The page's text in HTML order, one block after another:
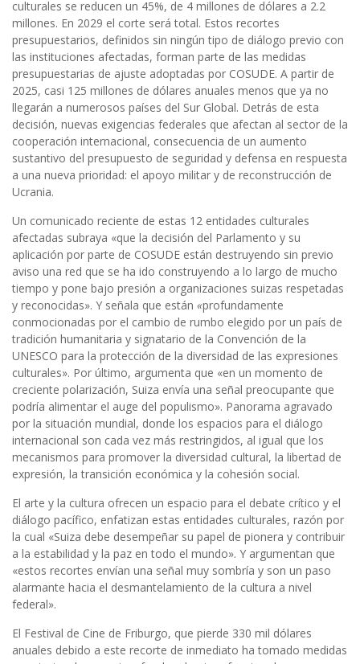
culturales se reducen un 45%, de 4 millones de dólares a 2.2
millones. En 2029 el corte será total. Estos recortes
presupuestarios, definidos sin ningún tipo de diálogo previo con
las instituciones afectadas, forman parte de las medidas
presupuestarias de ajuste adoptadas por COSUDE. A partir de
2025, casi 125 millones de dólares anuales menos que ya no
llegarán a numerosos países del Sur Global. Detrás de esta
decisión, nuevas exigencias federales que afectan al sector de la
cooperación internacional, consecuencia de un aumento
sustantivo del presupuesto de seguridad y defensa en respuesta
a una nueva prioridad: el apoyo militar y de reconstrucción de
Ucrania.
Un comunicado reciente de estas 12 entidades culturales
afectadas subraya «que la decisión del Parlamento y su
aplicación por parte de COSUDE están destruyendo sin previo
aviso una red que se ha ido construyendo a lo largo de mucho
tiempo y pone bajo presión a organizaciones suizas respetadas
y reconocidas». Y señala que están «profundamente
conmocionadas por el cambio de rumbo elegido por un país de
tradición humanitaria y signatario de la Convención de la
UNESCO para la protección de la diversidad de las expresiones
culturales». Por último, argumenta que «en un momento de
creciente polarización, Suiza envía una señal preocupante que
podría alimentar el auge del populismo». Panorama agravado
por la situación mundial, donde los espacios para el diálogo
internacional son cada vez más restringidos, al igual que los
mecanismos para promover la diversidad cultural, la libertad de
expresión, la transición económica y la cohesión social.
El arte y la cultura ofrecen un espacio para el debate crítico y el
diálogo pacífico, enfatizan estas entidades culturales, razón por
la cual «Suiza debe desempeñar su papel de pionera y contribuir
a la estabilidad y la paz en todo el mundo». Y argumentan que
«estos recortes envían una señal muy sombría y son un paso
alarmante hacia el desmantelamiento de la cultura a nivel
federal».
El Festival de Cine de Friburgo, que pierde 330 mil dólares
anuales debido a este recorte de inmediato ha tomado medidas